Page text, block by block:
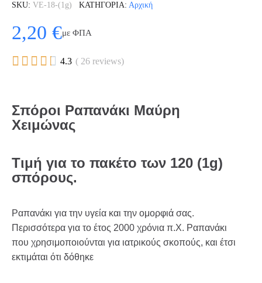
SKU VE-18-(1g) ΚΑΤΗΓΟΡΊΑ Αρχική
2,20 €με ΦΠΑ
     4.3 ( 26 reviews)
Σπόροι Ραπανάκι Μαύρη
Χειμώνας
Τιμή για το πακέτο των 120 (1g)
σπόρους.
Ραπανάκι για την υγεία και την ομορφιά σας.
Περισσότερα για το έτος 2000 χρόνια π.Χ. Ραπανάκι
που χρησιμοποιούνται για ιατρικούς σκοπούς, και έτσι
εκτιμάται ότι δόθηκε